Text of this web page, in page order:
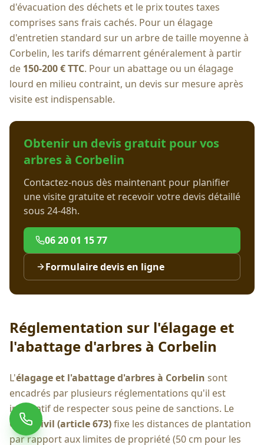
d'évacuation des déchets et le prix toutes taxes
comprises sans frais cachés. Pour un élagage
d'entretien standard sur un arbre de taille moyenne à
Corbelin, les tarifs démarrent généralement à partir
de 150-200 € TTC. Pour un abattage ou un élagage
lourd en milieu contraint, un devis sur mesure après
visite est indispensable.
Obtenir un devis gratuit pour vos
arbres à Corbelin
Contactez-nous dès maintenant pour planifier
une visite gratuite et recevoir votre devis détaillé
sous 24-48h.
06 20 01 15 77
Formulaire devis en ligne
Réglementation sur l'élagage et
l'abattage d'arbres à Corbelin
L'élagage et l'abattage d'arbres à Corbelin sont
encadrés par plusieurs réglementations qu'il est
impératif de respecter sous peine de sanctions. Le
Code Civil (article 673)fixe les distances de plantation
par rapport aux limites de propriété (50 cm pour les